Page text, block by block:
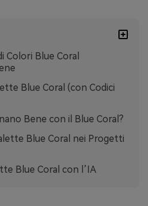
Colori Blue Coral
Blue Coral (con Codici
Bene con il Blue Coral?
Blue Coral nei Progetti
Blue Coral con l’IA